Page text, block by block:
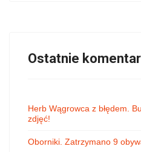
Ostatnie
Herb Wągrowca z błędem.
zdjęć!
Oborniki. Zatrzymano 9